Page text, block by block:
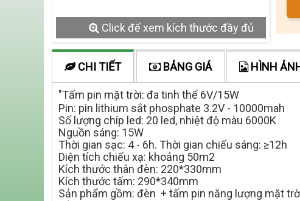
Click để xem kích thước đầy đủ
CHI TIẾT BẢNG GIÁ HÌNH
"Tấm pin mặt trời: đa tinh thể 6V/15W
Pin: pin lithium sắt phosphate 3.2V - 10000mah
Số lượng chíp led: 20 led, nhiệt độ màu 6000K
Nguồn sáng: 15W
Thời gian sạc: 4 - 6h. Thời gian chiếu sáng: ≥12h
Diện tích chiếu xạ: khoảng 50m2
Kích thước thân đèn: 220*330mm
Kích thước tấm: 290*340mm
Sản phẩm gồm: đèn + tấm pin năng lượng mặt